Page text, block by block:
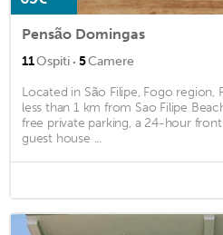
Pensão Domingas
11Ospiti · 5Camere
Located in São Filipe, Fogo region,
less than 1 km from Sao Filipe
free private parking, a 24-hour front
guest house ...